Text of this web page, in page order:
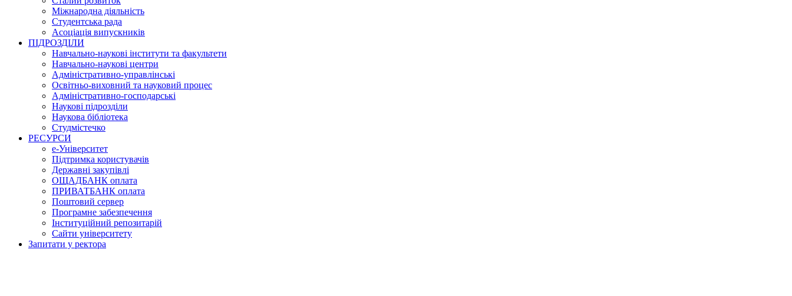
Міжнародна діяльність
Студентська рада
Асоціація випускників
ПІДРОЗДІЛИ
Навчально-наукові інститути та факультети
Навчально-наукові центри
Адміністративно-управлінські
Освітньо-виховний та науковий процес
Адміністративно-господарські
Наукові підрозділи
Наукова бібліотека
Студмістечко
РЕСУРСИ
е-Університет
Підтримка користувачів
Державні закупівлі
ОЩАДБАНК оплата
ПРИВАТБАНК оплата
Поштовий сервер
Програмне забезпечення
Інституційний репозитарій
Сайти університету
Запитати у ректора